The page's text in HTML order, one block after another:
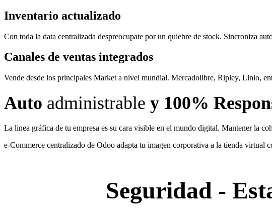
Inventario actualizado
Con toda la data centralizada despreocupate por un quiebre de stock. Sincroniza
Canales de ventas integrados
Vende desde los principales Market a nivel mundial. Mercadolibre, Ripley, Linio,
Auto administrable y 100%
La linea gráfica de tu empresa es su cara visible en el mundo digital. Mantener la
e-Commerce centralizado de Odoo adapta tu imagen corporativa a la tienda virtual
Seguridad -